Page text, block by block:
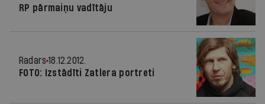
RP pārmaiņu vadītāju
Radars 18.12.2012.
FOTO: Izstādīti Zatlera portreti